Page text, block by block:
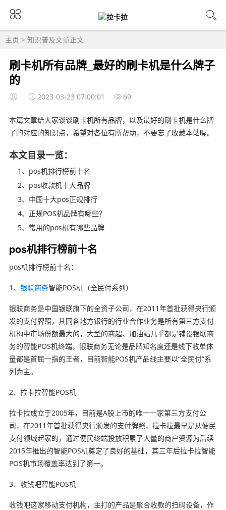
主页 > 知识普及文章正文
刷卡机所有品牌_最好的刷卡机是什么牌子
的
2023-03-23 07:00:01 69
本篇文章给大家谈谈刷卡机所有品牌，以及最好的刷卡机是什么牌
子的对应的知识点，希望对各位有所帮助，不要忘了收藏本站喔。
本文目录一览：
1、pos机排行榜前十名
2、pos收款机十大品牌
3、中国十大pos正规排行
4、正规POS机品牌有哪些？
5、常用的pos机有哪些品牌
pos机排行榜前十名
pos机排行榜前十名：
1、 银联商务智能POS机（全民付系列）
银联商务是中国银联旗下的全资子公司，在2011年首批获得央行颁
发的支付牌照，其同各地方银行的行业合作业务是所有第三方支付
机构中市场份额最大的，大型的商超、加油站几乎都是铺设银联商
务的智能POS机终端，银联商务无论是品牌知名度还是线下收单体
量都是首屈一指的王者，目前智能POS机产品线主要以“全民付”系
列为主。
2、拉卡拉智能POS机
拉卡拉成立于2005年，目前是A股上市的唯一一家第三方支付公
司，在2011年首批获得央行颁发的支付牌照，拉卡拉最早是从便民
支付领域起家的，通过便民终端投放积累了大量的商户资源为后续
2015年推出的智能POS机奠定了良好的基础，其三年后拉卡拉智能
POS机市场覆盖率达到了第一。
3、收钱吧智能POS机
收钱吧这家移动支付机构，主打的产品是聚合收款的扫码设备，作